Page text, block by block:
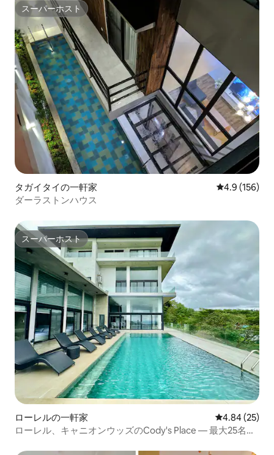
スーパーホスト
スーパーホスト
タガイタイの一軒家 レビュー156
4.9 (156)
ダーラストンハウス
スーパーホスト
スーパーホスト
ローレルの一軒家 レビュー25
4.84 (25)
ローレル、キャニオンウッズのCody's Place — 最大25名様